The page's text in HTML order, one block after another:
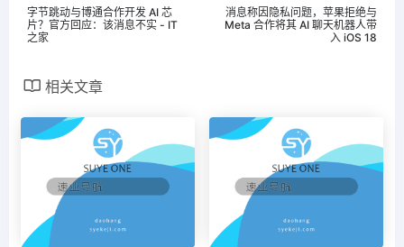
字节跳动与博通合作开发 AI 芯
片？官方回应：该消息不实 - IT
之家
消息称因隐私问题，苹果拒绝与
Meta 合作将其 AI 聊天机器人带
入 iOS 18
相关文章